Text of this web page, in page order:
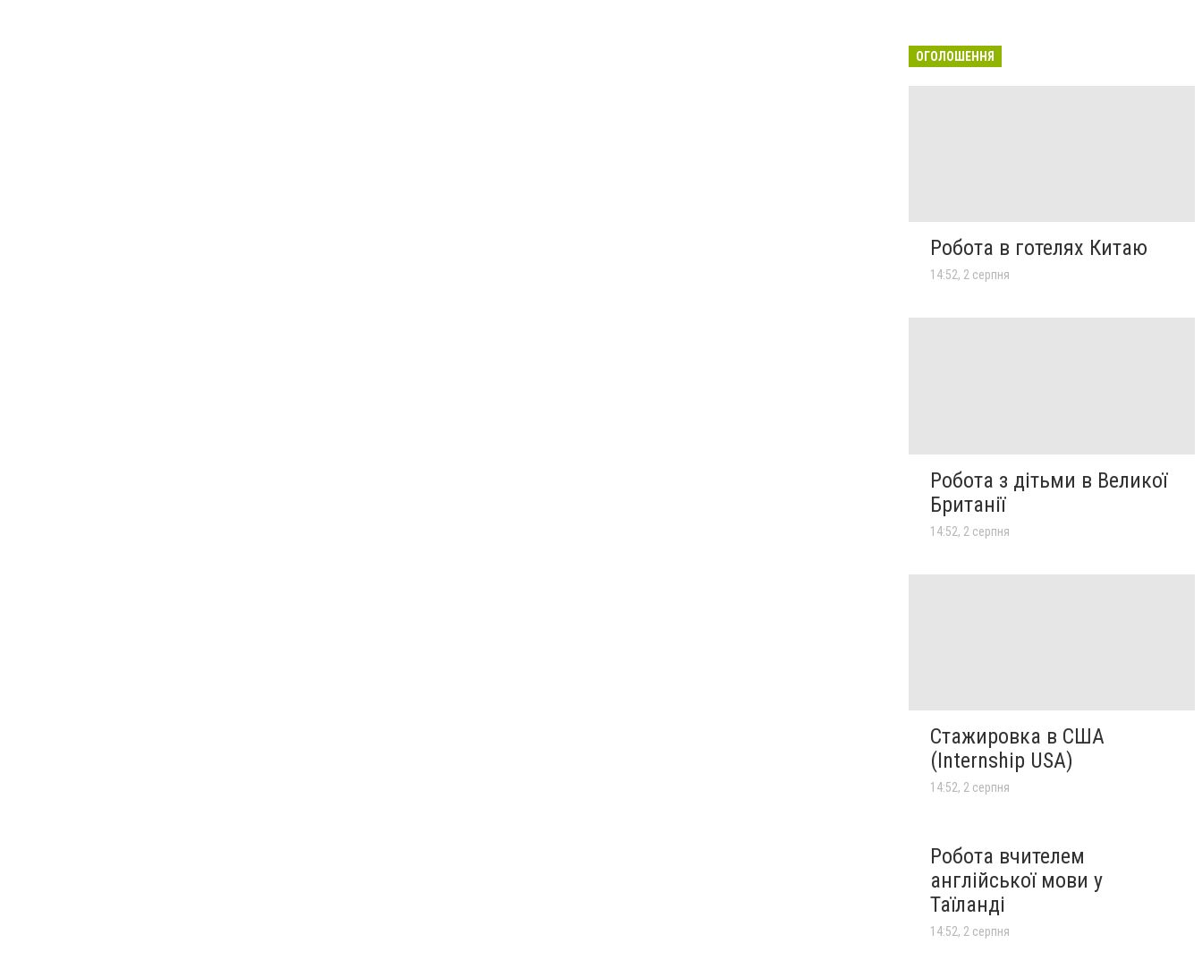
ОГОЛОШЕННЯ
Робота в готелях Китаю
14:52, 2 серпня
Робота з дітьми в Великої
Британії
14:52, 2 серпня
Стажировка в США
(Internship USA)
14:52, 2 серпня
Робота вчителем
англійської мови у
Таїланді
14:52, 2 серпня